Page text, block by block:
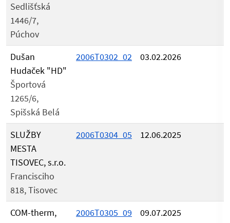
Sedlišťská
1446/7,
Púchov
Dušan
Hudaček "HD"
Športová
1265/6,
Spišská Belá
2006T0302_02 03.02.2026
SLUŽBY
MESTA
TISOVEC, s.r.o.
Francisciho
818, Tisovec
2006T0304_05 12.06.2025
COM-therm,
2006T0305_09 09.07.2025